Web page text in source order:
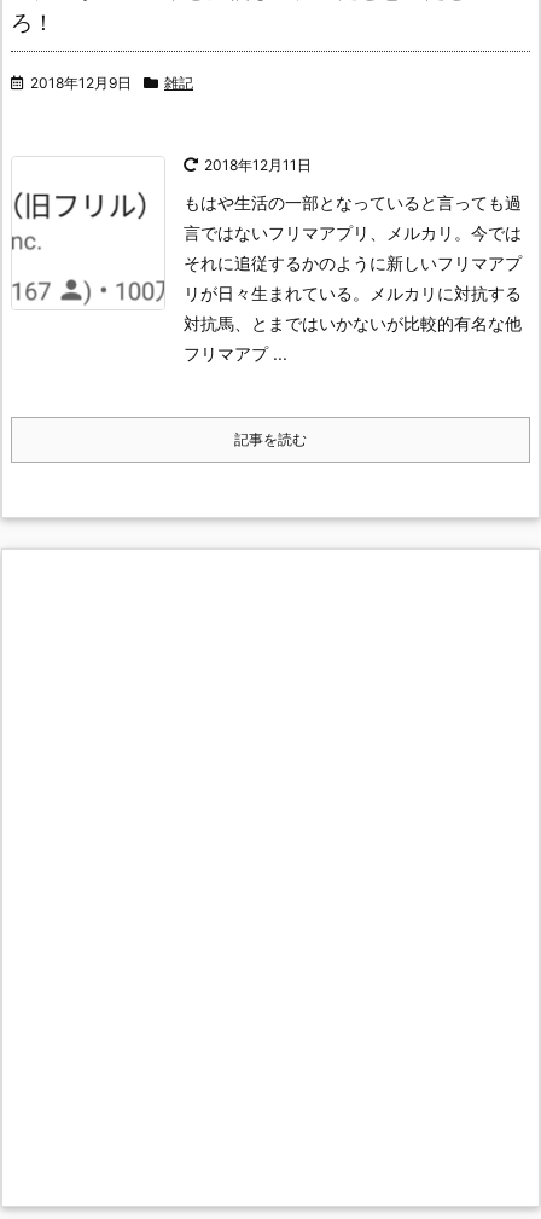
ろ！
2018年12月9日 雑記
2018年12月11日
もはや生活の一部となっていると言っても過
言ではないフリマアプリ、メルカリ。 今では
それに追従するかのように新しいフリマアプ
リが日々生まれている。
メルカリに対抗する
対抗馬、とまではいかないが比較的有名な他
フリマアプ ...
記事を読む